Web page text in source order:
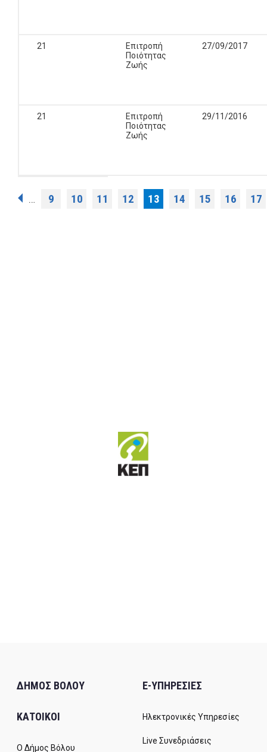
21
Επιτροπή
Ποιότητας
Ζωής
27/09/2017
21
Επιτροπή
Ποιότητας
Ζωής
29/11/2016
Σελίδες
… 9 10 11 12 13 14 15 16 17
ΔΗΜΟΣ ΒΟΛΟΥ
ΚΑΤΟΙΚΟΙ
Ο Δήμος Βόλου
E-ΥΠΗΡΕΣΙΕΣ
Ηλεκτρονικές Υπηρεσίες
Live Συνεδριάσεις